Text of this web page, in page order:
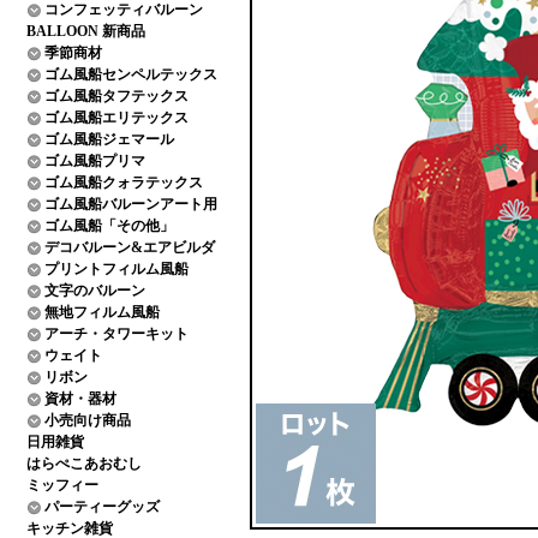
コンフェッティバルーン
BALLOON 新商品
季節商材
ゴム風船センペルテックス
ゴム風船タフテックス
ゴム風船エリテックス
ゴム風船ジェマール
ゴム風船プリマ
ゴム風船クォラテックス
ゴム風船バルーンアート用
ゴム風船「その他」
デコバルーン&エアビルダ
プリントフィルム風船
文字のバルーン
無地フィルム風船
アーチ・タワーキット
ウェイト
リボン
資材・器材
小売向け商品
日用雑貨
はらぺこあおむし
ミッフィー
パーティーグッズ
キッチン雑貨